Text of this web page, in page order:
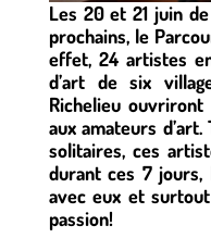
Les 20 et 21 juin
prochains, le
effet, 24 artistes
d’art de six
Richelieu
aux amateurs
solitaires, ces
durant ces 7 jours,
avec eux et
passion!